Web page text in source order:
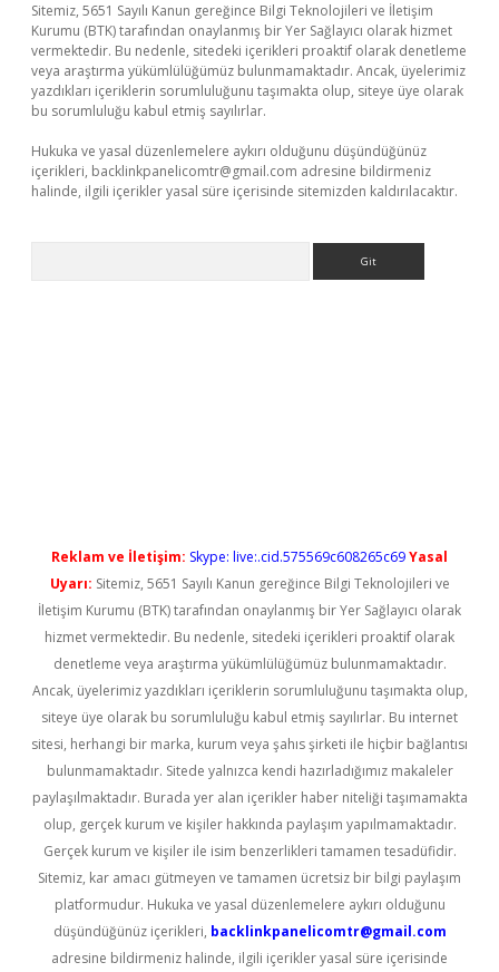
Sitemiz, 5651 Sayılı Kanun gereğince Bilgi Teknolojileri ve İletişim
Kurumu (BTK) tarafından onaylanmış bir Yer Sağlayıcı olarak hizmet
vermektedir. Bu nedenle, sitedeki içerikleri proaktif olarak denetleme
veya araştırma yükümlülüğümüz bulunmamaktadır. Ancak, üyelerimiz
yazdıkları içeriklerin sorumluluğunu taşımakta olup, siteye üye olarak
bu sorumluluğu kabul etmiş sayılırlar.
Hukuka ve yasal düzenlemelere aykırı olduğunu düşündüğünüz
içerikleri, backlinkpanelicomtr@gmail.com adresine bildirmeniz
halinde, ilgili içerikler yasal süre içerisinde sitemizden kaldırılacaktır.
Reklam ve İletişim: Skype: live:.cid.575569c608265c69Yasal
Uyarı: Sitemiz, 5651 Sayılı Kanun gereğince Bilgi Teknolojileri ve
İletişim Kurumu (BTK) tarafından onaylanmış bir Yer Sağlayıcı olarak
hizmet vermektedir. Bu nedenle, sitedeki içerikleri proaktif olarak
denetleme veya araştırma yükümlülüğümüz bulunmamaktadır.
Ancak, üyelerimiz yazdıkları içeriklerin sorumluluğunu taşımakta olup,
siteye üye olarak bu sorumluluğu kabul etmiş sayılırlar. Bu internet
sitesi, herhangi bir marka, kurum veya şahıs şirketi ile hiçbir bağlantısı
bulunmamaktadır. Sitede yalnızca kendi hazırladığımız makaleler
paylaşılmaktadır. Burada yer alan içerikler haber niteliği taşımamakta
olup, gerçek kurum ve kişiler hakkında paylaşım yapılmamaktadır.
Gerçek kurum ve kişiler ile isim benzerlikleri tamamen tesadüfidir.
Sitemiz, kar amacı gütmeyen ve tamamen ücretsiz bir bilgi paylaşım
platformudur. Hukuka ve yasal düzenlemelere aykırı olduğunu
düşündüğünüz içerikleri, backlinkpanelicomtr@gmail.com
adresine bildirmeniz halinde, ilgili içerikler yasal süre içerisinde